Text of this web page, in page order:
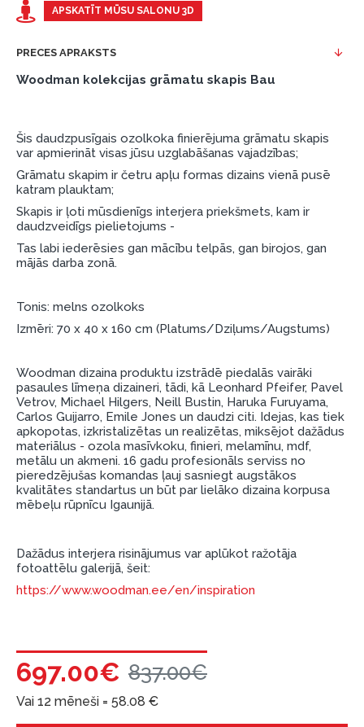
pirmā iemaksa: 0 €, ikmēneša maksājums: 25 €,
salonu Dārzciema ielā 91, Rīga, Latvija.
ESTO LV AS (Dokumentu noformēšanai
nepieciešams Smart-ID, eParaksts eID, eParaksts
eID mobile, ESTO konts vai banka Swedbank,
Luminor, SEB vai Citadele).
Līguma nosacījumi:
Līzinga līgumu drīkst parakstīt tikai tā persona,
Papildu informācija:
Pirms kredīta noformēšanas, lūdzam iepazīties ar
garantijas un atgriesanas noteikumiem.
Finansiālā atbildība:
Aicinām aizņemties atbildīgi! Pirms aizņemties,
lūdzu, izvērtējiet savas finansiālās iespējas.
APSKATĪT MŪSU SALONU 3D
PRECES APRAKSTS
Woodman kolekcijas grāmatu skapis Bau
Šis daudzpusīgais ozolkoka finierējuma grāmatu skapis
var apmierināt visas jūsu uzglabāšanas vajadzības;
Grāmatu skapim ir četru apļu formas dizains vienā pusē
katram plauktam;
Skapis ir ļoti mūsdienīgs interjera priekšmets, kam ir
daudzveidīgs pielietojums -
Tas labi iederēsies gan mācību telpās, gan birojos, gan
mājās darba zonā.
Tonis: melns ozolkoks
Izmēri: 70 x 40 x 160 cm (Platums/Dziļums/Augstums)
Woodman dizaina produktu izstrādē piedalās vairāki
pasaules līmeņa dizaineri, tādi, kā Leonhard Pfeifer, Pavel
Vetrov, Michael Hilgers, Neill Bustin, Haruka Furuyama,
Carlos Guijarro, Emile Jones un daudzi citi. Idejas, kas tiek
apkopotas, izkristalizētas un realizētas, miksējot dažādus
materiālus - ozola masīvkoku, finieri, melamīnu, mdf,
metālu un akmeni. 16 gadu profesionāls serviss no
pieredzējušas komandas ļauj sasniegt augstākos
kvalitātes standartus un būt par lielāko dizaina korpusa
mēbeļu rūpnīcu Igaunijā.
Dažādus interjera risinājumus var aplūkot ražotāja
fotoattēlu galerijā, šeit:
https://www.woodman.ee/en/inspiration
697.00€ 837.00€
Vai 12 mēneši = 58.08 €